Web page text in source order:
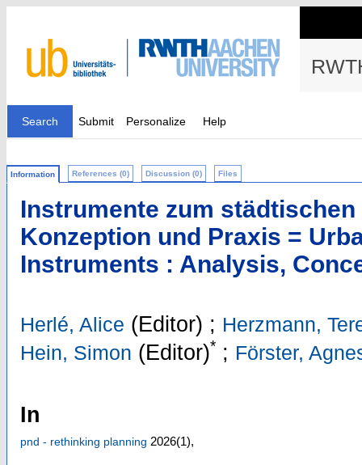
Search Submit Personalize Help
Information References (0) Discussion (0) Files
Instrumente zum
Konzeption und Praxis =
Instruments : Analysis,
Herlé, Alice (Editor) ; Herzmann,
Hein, Simon (Editor)* ; Förster,
In
pnd - rethinking planning 2026(1),